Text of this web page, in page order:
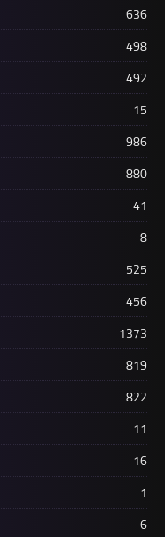
636
498
492
15
986
880
41
8
525
456
1373
819
822
11
16
1
6